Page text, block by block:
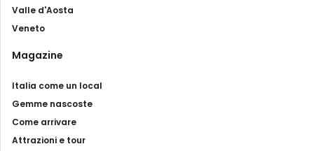
Valle d'Aosta
Veneto
Magazine
Italia come un local
Gemme nascoste
Come arrivare
Attrazioni e tour